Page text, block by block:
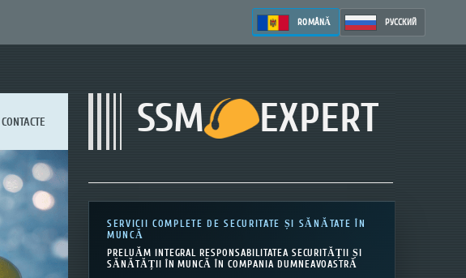
ROMÂNĂ РУССКИЙ
SSM EXPERT
CONTACTE
SERVICII COMPLETE DE SECURITATE ȘI SĂNĂTATE ÎN
MUNCĂ
PRELUĂM INTEGRAL RESPONSABILITATEA SECURITĂȚII ȘI
SĂNĂTĂȚII ÎN MUNCĂ ÎN COMPANIA DUMNEAVOASTRĂ